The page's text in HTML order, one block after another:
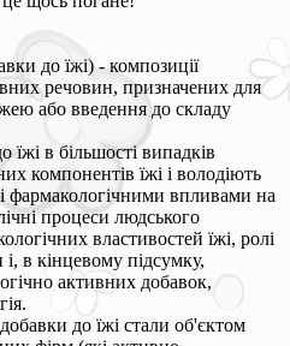
до їжі) - композиції
речовин, призначених для
або введення до складу
їжі в більшості випадків
компонентів їжі і володіють
фармакологічними впливами на
процеси людського
властивостей їжі, ролі
в кінцевому підсумку,
активних добавок,
до їжі стали об'єктом